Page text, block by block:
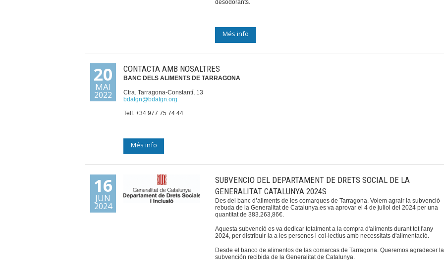
desodorants.
Més info
20
MAI
2022
CONTACTA AMB NOSALTRES
BANC DELS ALIMENTS DE TARRAGONA
Ctra. Tarragona-Constantí, 13
bdatgn@bdatgn.org
Telf. +34 977 75 74 44
Més info
16
JUN
2024
SUBVENCIO DEL DEPARTAMENT DE DRETS SOCIAL DE LA
GENERALITAT CATALUNYA 2024S
Des del banc d’aliments de les comarques de Tarragona. Volem agrair la subvenció
rebuda de la Generalitat de Catalunya.es va aprovar el 4 de juliol del 2024 per una
quantitat de 383.263,86€.
Aquesta subvenció es va dedicar totalment a la compra d'aliments durant tot l'any
2024, per distribuir-la a les persones i col·lectius amb necessitats d'alimentació.
Desde el banco de alimentos de las comarcas de Tarragona. Queremos agradecer la
subvención recibida de la Generalitat de Catalunya.